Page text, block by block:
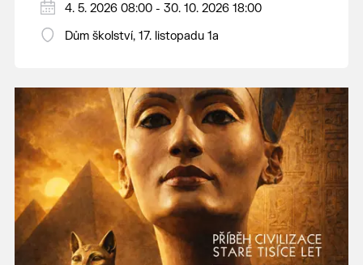
vlastní příběh... o radosti, vidění, objevování
světa kolem.
Děkujeme mladým umělcům za jejich úsilí,
nápaditost, nadšení, rodičům za jejich
inspirují a překvapí svou upřímností.
4. 5. 2026 08:00 - 30. 10. 2026 18:00
Dům školství, 17. listopadu 1a